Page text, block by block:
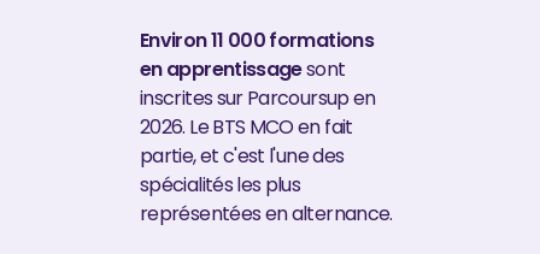
Environ 11 000 formations
en apprentissagesont
inscrites sur Parcoursup en
2026. Le BTS MCO en fait
partie, et c'est l'une des
spécialités les plus
représentées en alternance.